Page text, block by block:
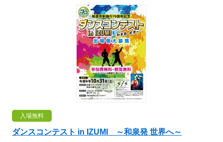
入場無料
ダンスコンテスト in IZUMI ～和泉発 世界へ～